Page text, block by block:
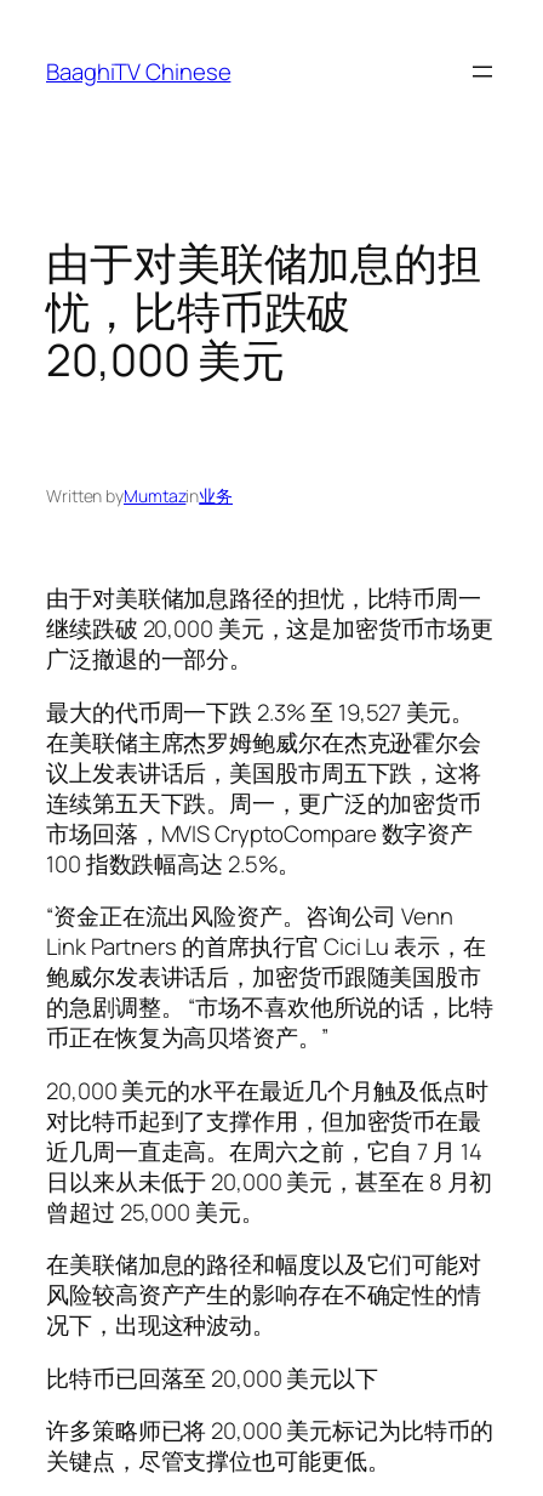
content
BaaghiTV Chinese
由于对美联储加息的担
忧，比特币跌破
20,000 美元
Written byMumtazin业务
由于对美联储加息路径的担忧，比特币周一
继续跌破 20,000 美元，这是加密货币市场更
广泛撤退的一部分。
最大的代币周一下跌 2.3% 至 19,527 美元。
在美联储主席杰罗姆鲍威尔在杰克逊霍尔会
议上发表讲话后，美国股市周五下跌，这将
连续第五天下跌。周一，更广泛的加密货币
市场回落，MVIS CryptoCompare 数字资产
100 指数跌幅高达 2.5%。
“资金正在流出风险资产。咨询公司 Venn
Link Partners 的首席执行官 Cici Lu 表示，在
鲍威尔发表讲话后，加密货币跟随美国股市
的急剧调整。 “市场不喜欢他所说的话，比特
币正在恢复为高贝塔资产。”
20,000 美元的水平在最近几个月触及低点时
对比特币起到了支撑作用，但加密货币在最
近几周一直走高。在周六之前，它自 7 月 14
日以来从未低于 20,000 美元，甚至在 8 月初
曾超过 25,000 美元。
在美联储加息的路径和幅度以及它们可能对
风险较高资产产生的影响存在不确定性的情
况下，出现这种波动。
比特币已回落至 20,000 美元以下
许多策略师已将 20,000 美元标记为比特币的
关键点，尽管支撑位也可能更低。